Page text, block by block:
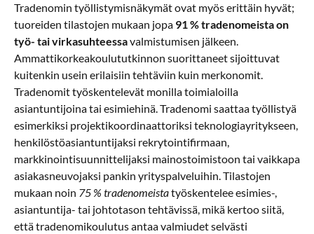
Tradenomin työllistymisnäkymät ovat myös erittäin hyvät;
tuoreiden tilastojen mukaan jopa 91 % tradenomeista on
työ- tai virkasuhteessavalmistumisen jälkeen.
Ammattikorkeakoulututkinnon suorittaneet sijoittuvat
kuitenkin usein erilaisiin tehtäviin kuin merkonomit.
Tradenomit työskentelevät monilla toimialoilla
asiantuntijoina tai esimiehinä. Tradenomi saattaa työllistyä
esimerkiksi projektikoordinaattoriksi teknologiayritykseen,
henkilöstöasiantuntijaksi rekrytointifirmaan,
markkinointisuunnittelijaksi mainostoimistoon tai vaikkapa
asiakasneuvojaksi pankin yrityspalveluihin. Tilastojen
mukaan noin 75 % tradenomeistatyöskentelee esimies-,
asiantuntija- tai johtotason tehtävissä, mikä kertoo siitä,
että tradenomikoulutus antaa valmiudet selvästi